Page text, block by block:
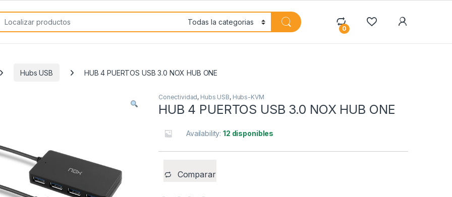
for:
0
Hubs USB HUB 4 PUERTOS USB 3.0 NOX HUB ONE
Conectividad, Hubs USB, Hubs-KVM
HUB 4 PUERTOS USB 3.0 NOX HUB ONE
Availability:12 disponibles
Comparar